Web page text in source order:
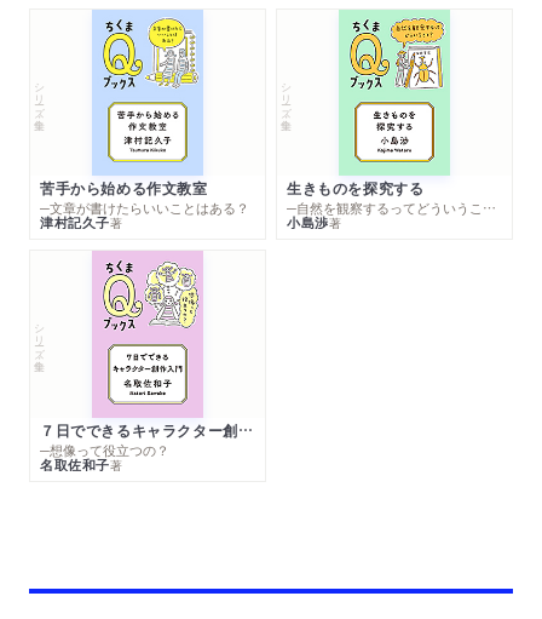
シリーズ・全集
苦手から始める作文教室
─文章が書けたらいいことはある？
津村記久子著
シリーズ・全集
生きものを探究する
─自然を観察するってどういうこと？
小島渉著
シリーズ・全集
７日でできるキャラクター創作入門
─想像って役立つの？
名取佐和子著